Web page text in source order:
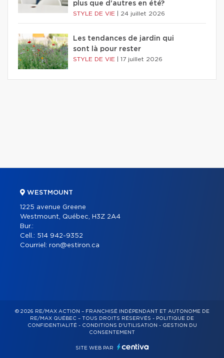
plus que d'autres en été?
STYLE DE VIE 24 juillet 2026
Les tendances de jardin qui
sont là pour rester
STYLE DE VIE 17 juillet 2026
WESTMOUNT
1225 avenue Greene
Westmount, Québec, H3Z 2A4
Bur.:
Cell.: 514 942-9352
Courriel: ron@estiron.ca
© 2026 RE/MAX ACTION – FRANCHISÉ INDÉPENDANT ET AUTONOME DE
RE/MAX QUÉBEC – TOUS DROITS RÉSERVÉS - POLITIQUE DE
CONFIDENTIALITÉ- CONDITIONS D'UTILISATION - GESTION DU
CONSENTEMENT
SITE WEB PAR